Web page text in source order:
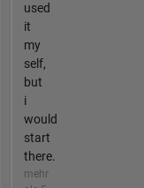
used
it
my
self,
but
i
would
start
there.
mehr